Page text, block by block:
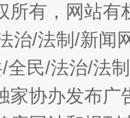
所有，网站
治/法制/新闻
全民/法治/法
家协办发布